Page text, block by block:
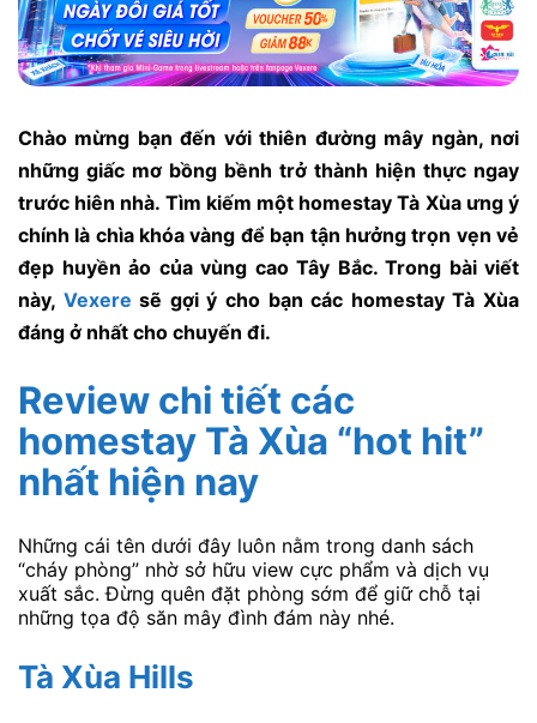
Chào mừng bạn đến với thiên đường mây ngàn, nơi
những giấc mơ bồng bềnh trở thành hiện thực ngay
trước hiên nhà. Tìm kiếm một homestay Tà Xùa ưng ý
chính là chìa khóa vàng để bạn tận hưởng trọn vẹn vẻ
đẹp huyền ảo của vùng cao Tây Bắc. Trong bài viết
này, Vexere sẽ gợi ý cho bạn các homestay Tà Xùa
đáng ở nhất cho chuyến đi.
Review chi tiết các
homestay Tà Xùa “hot hit”
nhất hiện nay
Những cái tên dưới đây luôn nằm trong danh sách
“cháy phòng” nhờ sở hữu view cực phẩm và dịch vụ
xuất sắc. Đừng quên đặt phòng sớm để giữ chỗ tại
những tọa độ săn mây đình đám này nhé.
Tà Xùa Hills